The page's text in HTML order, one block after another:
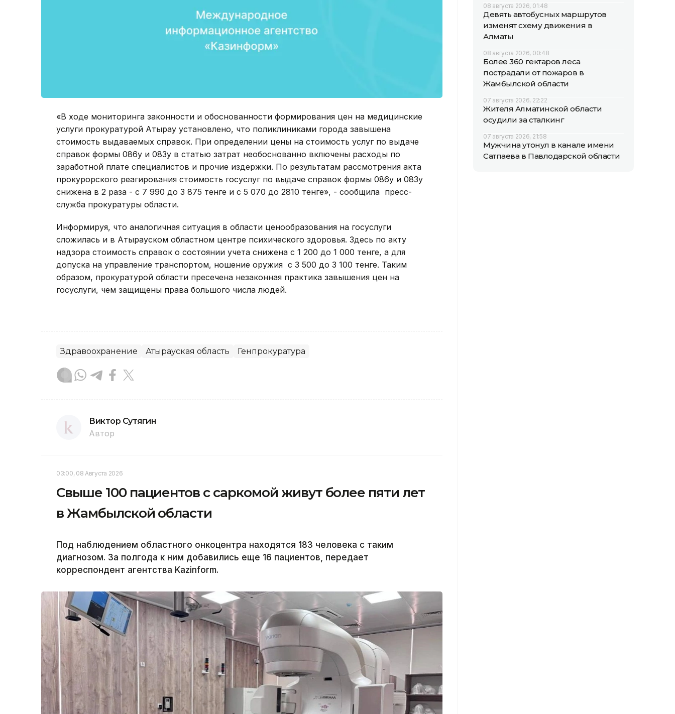
«В ходе мониторинга законности и обоснованности формирования цен на медицинские
услуги прокуратурой Атырау установлено, что поликлиниками города завышена
стоимость выдаваемых справок. При определении цены на стоимость услуг по выдаче
справок формы 086у и 083у в статью затрат необоснованно включены расходы по
заработной плате специалистов и прочие издержки. ​По результатам рассмотрения акта
прокурорского реагирования стоимость госуслуг по выдаче справок формы 086у и 083у
снижена в 2 раза - с 7 990 до 3 875 тенге и с 5 070 до 2810 тенге», - сообщила пресс-
служба прокуратуры области.
Информируя, что аналогичная ситуация в области ценообразования на госуслуги
сложилась и в Атырауском областном центре психического здоровья. ​Здесь по акту
надзора стоимость справок о состоянии учета снижена с 1 200 до 1 000 тенге, а для
допуска на управление транспортом, ношение оружия с 3 500 до 3 100 тенге. ​Таким
образом, прокуратурой области пресечена незаконная практика завышения цен на
госуслуги, чем защищены права большого числа людей.
Здравоохранение Атырауская область Генпрокуратура
Виктор Сутягин
Автор
03:00, 08 Августа 2026
Свыше 100 пациентов с саркомой живут более пяти лет
в Жамбылской области
Под наблюдением областного онкоцентра находятся 183 человека с таким
диагнозом. За полгода к ним добавились еще 16 пациентов, передает
корреспондент агентства Kazinform.
08 августа 2026, 01:48
Девять автобусных маршрутов
изменят схему движения в
Алматы
08 августа 2026, 00:48
Более 360 гектаров леса
пострадали от пожаров в
Жамбылской области
07 августа 2026, 22:22
Жителя Алматинской области
осудили за сталкинг
07 августа 2026, 21:58
Мужчина утонул в канале имени
Сатпаева в Павлодарской области